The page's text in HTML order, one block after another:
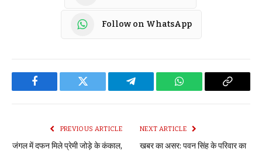
Follow on WhatsApp
Facebook Twitter Telegram WhatsApp Copy
PREVIOUS ARTICLE
जंगल में दफन मिले प्रेमी जोड़े के कंकाल,
NEXT ARTICLE
खबर का असर: पवन सिंह के परिवार का